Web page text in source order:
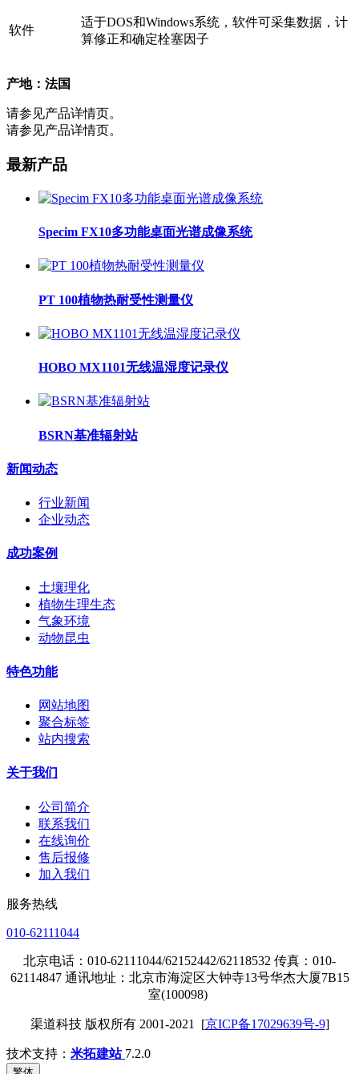
软件
适于DOS和Windows系统，软件可采集数据，计
算修正和确定栓塞因子
产地：法国
请参见产品详情页。
请参见产品详情页。
最新产品
Specim FX10多功能桌面光谱成像系统
PT 100植物热耐受性测量仪
HOBO MX1101无线温湿度记录仪
BSRN基准辐射站
新闻动态
行业新闻
企业动态
成功案例
土壤理化
植物生理生态
气象环境
动物昆虫
特色功能
网站地图
聚合标签
站内搜索
关于我们
公司简介
联系我们
在线询价
售后报修
加入我们
服务热线
010-62111044
北京电话：010-62111044/62152442/62118532 传真：010-
62114847 通讯地址：北京市海淀区大钟寺13号华杰大厦7B15
室(100098)
渠道科技 版权所有 2001-2021 [京ICP备17029639号-9]
技术支持： 米拓建站 7.2.0